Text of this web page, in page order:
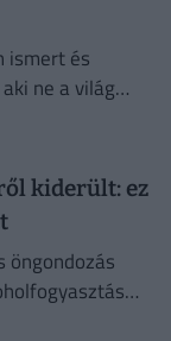
ismert és
ne a világ
kiderült: ez
öngondozás